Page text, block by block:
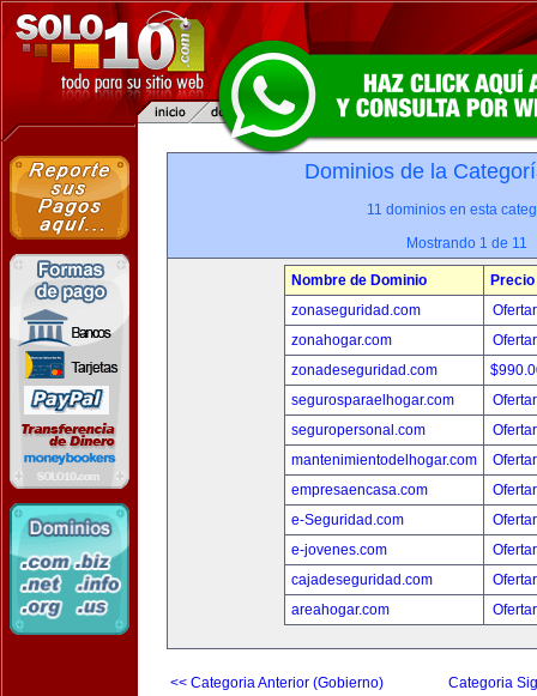
Dominios de la
11 dominios en esta
Mostrando 1 de 11
Nombre de Dominio
Precio
zonaseguridad.com
zonahogar.com
zonadeseguridad.com
segurosparaelhogar.com
seguropersonal.com
mantenimientodelhogar.com
empresaencasa.com
e-Seguridad.com
e-jovenes.com
cajadeseguridad.com
areahogar.com
<< Categoria Anterior (Gobierno) Categoria